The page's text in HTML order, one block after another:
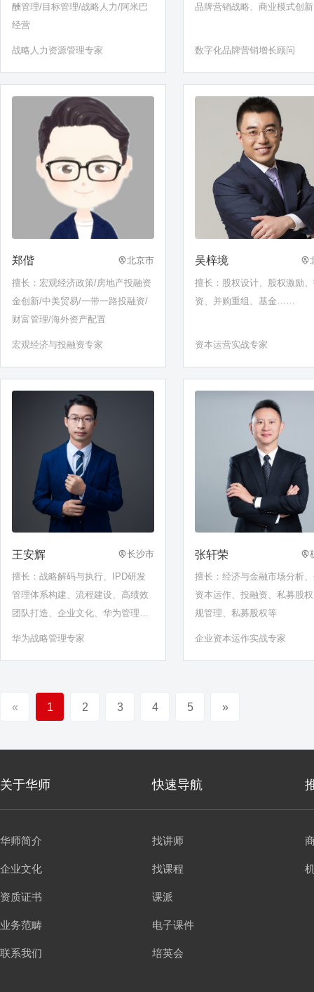
酬管理/目标管理/战略人力/阿米巴
经营
战略人力资源管理专家
品牌营销战略、商业模式创新
数字化品牌营销增长顾问
郑偕 北京市
擅长：宏观经济政策/房地产投融资
金创新/中美贸易/一带一路投融资/
财富管理/海外资产配置
宏观经济与投融资专家
吴梓境
擅长：股权设计、股权激励
资、并购重组、基金……
资本运营实战专家
王安辉 长沙市
擅长：战略解码与执行、IPD研发
管理体系构建、流程建设、高绩效
团队打造、企业文化、华为管理体
系
华为战略管理专家
张轩荣
擅长：经济与金融市场分析
资本运作、投融资、私募股
规管理、私募股权等
企业资本运作实战专家
« 1 2 3 4 5 »
关于华师 快速导航
华师简介
企业文化
资质证书
业务范畴
联系我们
找讲师
找课程
课派
电子课件
培英会